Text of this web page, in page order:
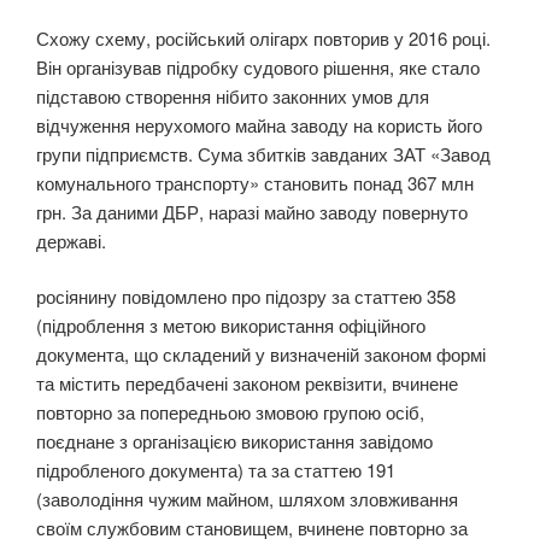
Схожу схему, російський олігарх повторив у 2016 році.
Він організував підробку судового рішення, яке стало
підставою створення нібито законних умов для
відчуження нерухомого майна заводу на користь його
групи підприємств. Сума збитків завданих ЗАТ «Завод
комунального транспорту» становить понад 367 млн
грн. За даними ДБР, наразі майно заводу повернуто
державі.
росіянину повідомлено про підозру за статтею 358
(підроблення з метою використання офіційного
документа, що складений у визначеній законом формі
та містить передбачені законом реквізити, вчинене
повторно за попередньою змовою групою осіб,
поєднане з організацією використання завідомо
підробленого документа) та за статтею 191
(заволодіння чужим майном, шляхом зловживання
своїм службовим становищем, вчинене повторно за